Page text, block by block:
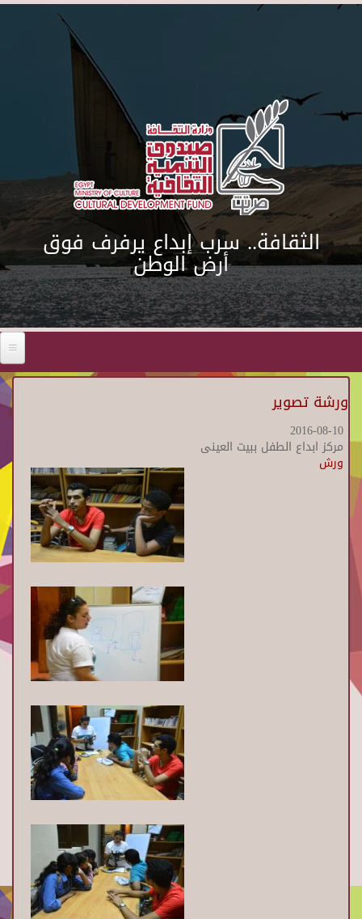
Skip to main content
الثقافة.. سرب إبداع يرفرف فوق
أرض الوطن
ورشة تصوير
2016-08-10
مركز ابداع الطفل ببيت العينى
ورش